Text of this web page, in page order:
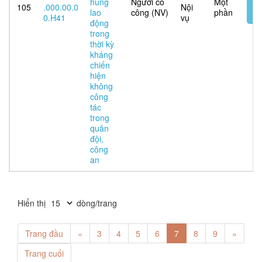
105
.000.00.0
0.H41
lao
động
trong
thời kỳ
kháng
chiến
hiện
không
công
tác
trong
quân
đội,
công
an
công (NV)
Nội
vụ
phần
Hiển thị dòng/trang
Trang đầu « 3 4 5 6 7 8 9
»
Trang cuối